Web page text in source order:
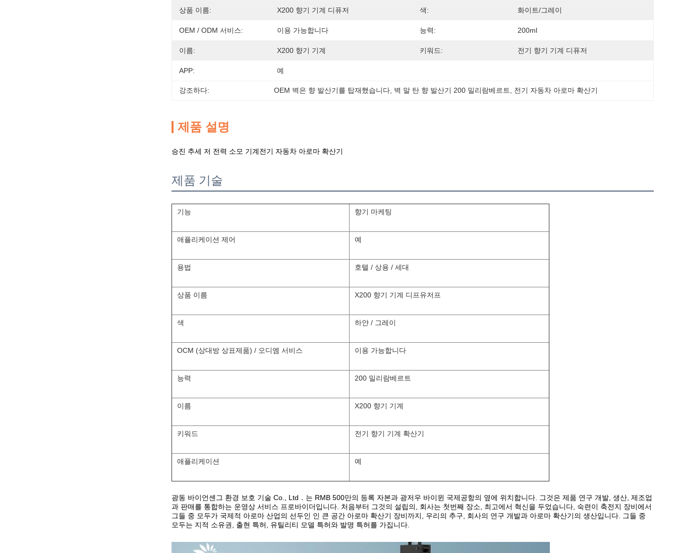
상품 이름: X200 향기 기계 디퓨저 색: 화이트/그레이
OEM / ODM 서비스: 이용 가능합니다 능력: 200ml
이름: X200 향기 기계 키워드: 전기 향기 기계 디퓨저
APP: 예
강조하다: OEM 벽은 향 발산기를 탑재했습니다 벽 말 탄 향 발산기 200 밀리람베르트 전기 자동차 아로마 확산기
제품 설명
승진 추세 저 전력 소모 기계전기 자동차 아로마 확산기
제품 기술
기능 향기 마케팅
애플리케이션 제어 예
용법 호텔 / 상용 / 세대
상품 이름 X200 향기 기계 디프유저프
색 하얀 / 그레이
OCM (상대방 상표제품) / 오디엠 서비스 이용 가능합니다
능력 200 밀리람베르트
이름 X200 향기 기계
키워드 전기 향기 기계 확산기
애플리케이션 예
광동 바이언셴그 환경 보호 기술 Co., Ltd．는 RMB 500만의 등록 자본과 광저우 바이윈 국제공항의 옆에 위치합니다. 그것은 제품 연구 개발, 생산, 제조업
과 판매를 통합하는 운영상 서비스 프로바이더입니다. 처음부터 그것의 설립의, 회사는 첫번째 장소, 최고에서 혁신을 두었습니다, 숙련이 축전지 장비에서
그들 중 모두가 국제적 아로마 산업의 선두인 인 큰 공간 아로마 확산기 장비까지, 우리의 추구, 회사의 연구 개발과 아로마 확산기의 생산입니다. 그들 중
모두는 지적 소유권, 출현 특허, 유틸리티 모델 특허와 발명 특허를 가집니다.